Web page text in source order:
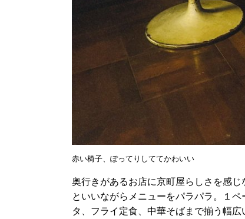
赤い椅子、ぽってりしててかわいい
奥行きがあるお店に京町屋らしさを感
といいながらメニューをパラパラ。１
タ、フライ定食、中華そばまで揃う幅